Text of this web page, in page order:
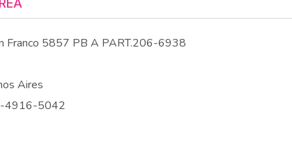
Franco 5857 PB A PART.206-6938
Aires
4916-5042